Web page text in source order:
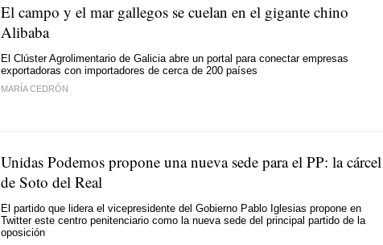
El campo y el mar gallegos se cuelan en el gigante chino
Alibaba
El Clúster Agrolimentario de Galicia abre un portal para conectar empresas
exportadoras con importadores de cerca de 200 países
MARÍA CEDRÓN
Unidas Podemos propone una nueva sede para el PP: la cárcel
de Soto del Real
El partido que lidera el vicepresidente del Gobierno Pablo Iglesias propone en
Twitter este centro penitenciario como la nueva sede del principal partido de la
oposición